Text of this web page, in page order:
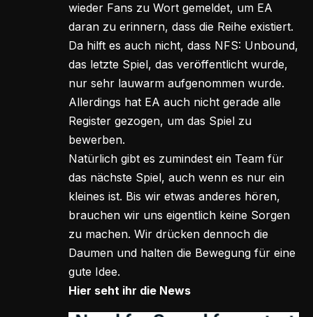
wieder Fans zu Wort gemeldet, um EA
daran zu erinnern, dass die Reihe existiert.
Da hilft es auch nicht, dass NFS: Unbound,
das letzte Spiel, das veröffentlicht wurde,
nur sehr lauwarm aufgenommen wurde.
Allerdings hat EA auch nicht gerade alle
Register gezogen, um das Spiel zu
bewerben.
Natürlich gibt es zumindest ein Team für
das nächste Spiel, auch wenn es nur ein
kleines ist. Bis wir etwas anderes hören,
brauchen wir uns eigentlich keine Sorgen
zu machen. Wir drücken dennoch die
Daumen und halten die Bewegung für eine
gute Idee.
Hier seht ihr die News